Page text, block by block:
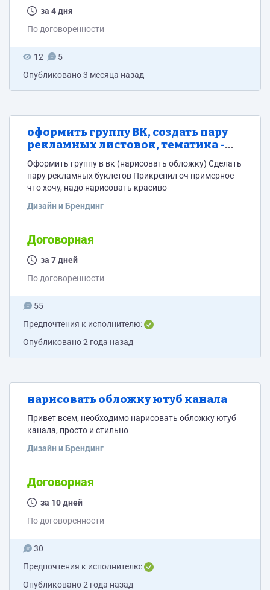
за 4 дня
По договоренности
12
5
Опубликовано3 месяца назад
оформить группу ВК, создать пару
рекламных листовок, тематика -
свадьбы
Оформить группу в вк (нарисовать обложку) Сделать
пару рекламных буклетов Прикрепил оч примерное
что хочу, надо нарисовать красиво
Дизайн и Брендинг
Договорная
за 7 дней
По договоренности
55
Предпочтения к исполнителю:
Опубликовано2 года назад
нарисовать обложку ютуб канала
Привет всем, необходимо нарисовать обложку ютуб
канала, просто и стильно
Дизайн и Брендинг
Договорная
за 10 дней
По договоренности
30
Предпочтения к исполнителю:
Опубликовано2 года назад